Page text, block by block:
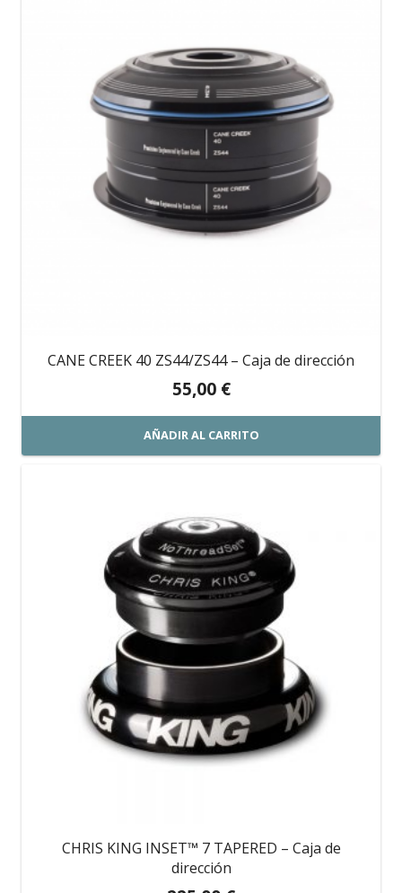
CANE CREEK 40 ZS44/ZS44 – Caja de dirección
55,00 €
AÑADIR AL CARRITO
CHRIS KING INSET™ 7 TAPERED – Caja de
dirección